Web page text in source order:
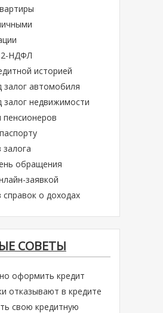
2-НДФЛ
историей
залог автомобиля
залог недвижимости
обращения
заявкой
о доходах
СОВЕТЫ
оформить кредит
отказывают в кредите
свою кредитную